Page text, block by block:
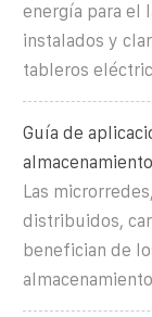
energía para el
instalados y
tableros
Guía de
Las
distribuidos,
benefician de